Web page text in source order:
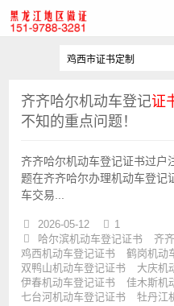
哈尔滨
刻章
齐齐哈尔机动车登记证
不知的重点问题！
齐齐哈尔机动车登记证书过户
题在齐齐哈尔办理机动车登记
车交易...
2026-05-12
1
哈尔滨机动车登记证书
齐
鸡西机动车登记证书
鹤岗机动
双鸭山机动车登记证书
大庆机
伊春机动车登记证书
佳木斯机
七台河机动车登记证书
牡丹江